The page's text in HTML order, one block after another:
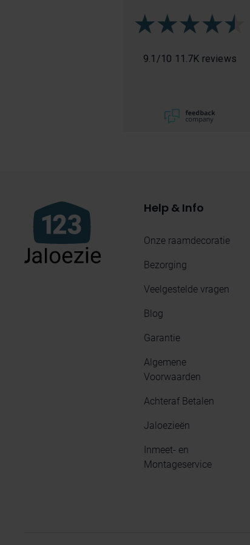
9.1 /10 11.7K reviews
Help & Info
Onze raamdecoratie
Bezorging
Veelgestelde vragen
Blog
Garantie
Algemene
Voorwaarden
Achteraf Betalen
Jaloezieën
Inmeet- en
Montageservice